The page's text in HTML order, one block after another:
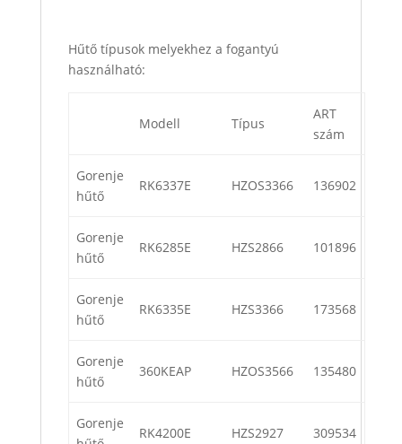
Hűtő típusok melyekhez a fogantyú
használható:
Modell Típus
ART
szám
Gorenje
hűtő
RK6337E HZOS3366 136902
Gorenje
hűtő
RK6285E HZS2866 101896
Gorenje
hűtő
RK6335E HZS3366 173568
Gorenje
hűtő
360KEAP HZOS3566 135480
Gorenje
RK4200E HZS2927 309534